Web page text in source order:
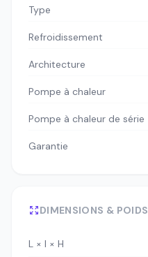
Type
Refroidissement
Architecture
Pompe à chaleur
Pompe à chaleur de série
Garantie
DIMENSIONS & POIDS
L × l × H